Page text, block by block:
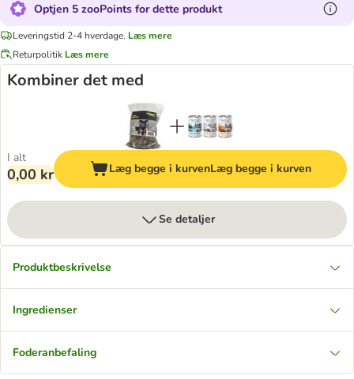
Optjen 5 zooPoints for dette produkt
Leveringstid 2-4 hverdage. Læs mere
Returpolitik Læs mere
Kombiner det med
I alt
0,00 kr Læg begge i kurvenLæg begge i kurven
Se detaljer
Produktbeskrivelse
Ingredienser
Foderanbefaling